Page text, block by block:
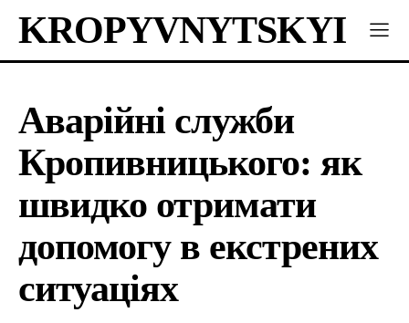
KROPYVNYTSKYI
Аварійні служби
Кропивницького: як
швидко отримати
допомогу в екстрених
ситуаціях